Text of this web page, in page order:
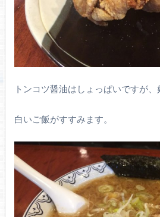
トンコツ醤油はしょっぱいですが、
白いご飯がすすみます。